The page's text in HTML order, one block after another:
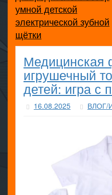
умной детской
электрической зубной
щётки
Медицинская
игрушечный
детей: игра с
16.08.2025
ВЛОГ/